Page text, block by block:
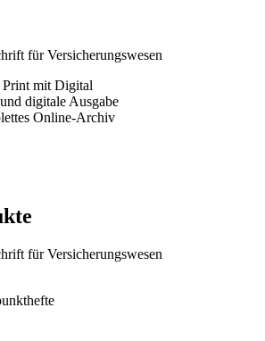
mit Digital
digitale Ausgabe
Online-Archiv